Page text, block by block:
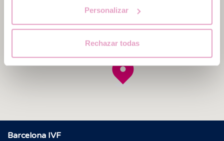
Personalizar
Rechazar todas
Barcelona IVF